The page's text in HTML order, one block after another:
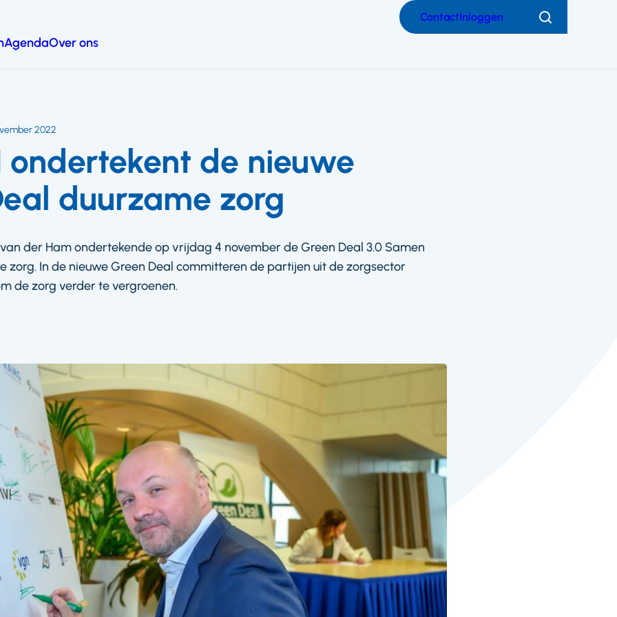
AgendaOver ons
ContactInloggen Zoeken
ondertekent de nieuwe
duurzame zorg
2022
der Ham ondertekende op vrijdag 4 november de Green Deal 3.0 Samen
zorg. In de nieuwe Green Deal committeren de partijen uit de zorgsector
de zorg verder te vergroenen.